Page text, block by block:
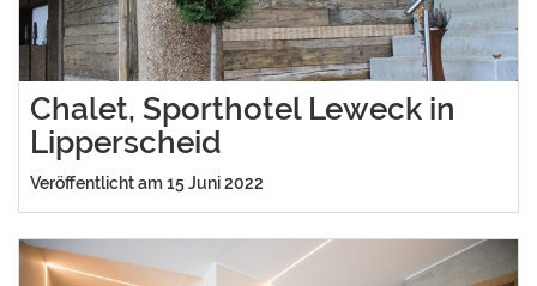
Chalet, Sporthotel Leweck in
Lipperscheid
Veröffentlicht am 15 Juni 2022